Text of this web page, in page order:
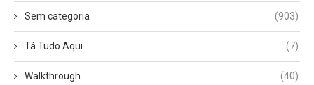
Sem categoria (903)
Tá Tudo Aqui (7)
Walkthrough (40)